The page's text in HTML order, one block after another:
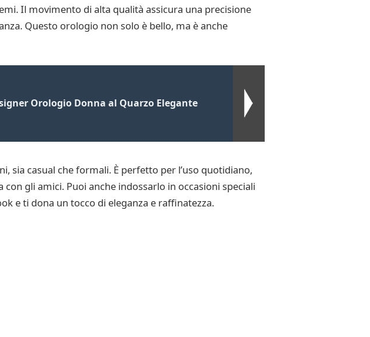
Il movimento di alta qualità assicura una precisione
Questo orologio non solo è bello, ma è anche
Orologio Donna al Quarzo Elegante
sia casual che formali. È perfetto per l’uso quotidiano,
gli amici. Puoi anche indossarlo in occasioni speciali
e ti dona un tocco di eleganza e raffinatezza.